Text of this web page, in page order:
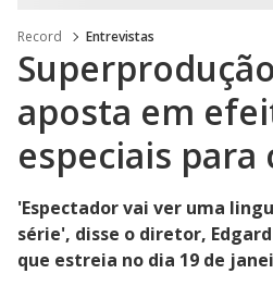
Record Entrevistas
aposta em
especiais para
'Espectador vai ver uma
série', disse o diretor,
que estreia no dia 19 de